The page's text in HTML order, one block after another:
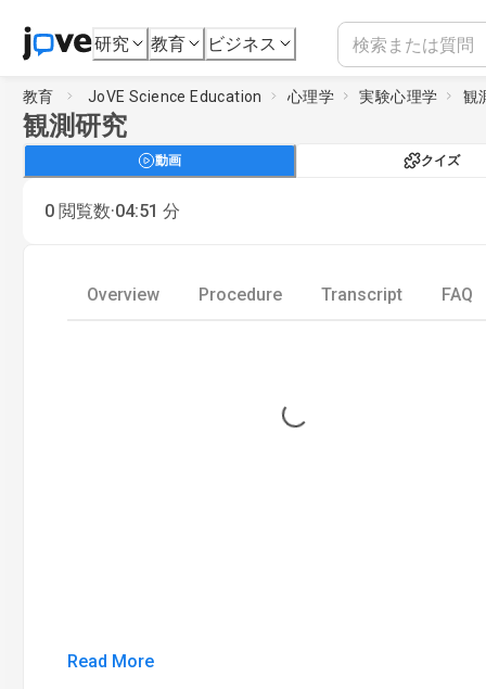
研究 教育 ビジネス
教育 JoVE Science Education 心理学 実験心理学 観
観測研究
動画 クイズ
0 閲覧数·04:51 分
Overview Procedure Transcript FAQ
Loading...
Read More